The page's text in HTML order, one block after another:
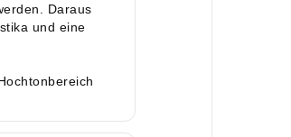
Daraus
und eine